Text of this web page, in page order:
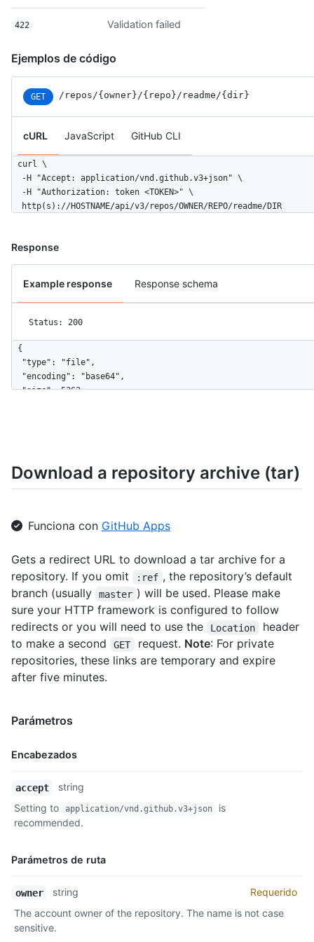
422 Validation failed
Ejemplos de código
GET /repos/{owner}/{repo}/readme/{dir}
cURL JavaScript GitHub CLI
curl \
  -H "Accept: application/vnd.github.v3+json" \
  -H "Authorization: token <TOKEN>" \
  http(s)://HOSTNAME/api/v3/repos/OWNER/REPO/readme/DIR
Response
Example response Response schema
Status: 200
{
  "type": "file",
  "encoding": "base64",
  "size": 5362,
"git_url": "https://api.github.com/repos/octokit/
"html_url": "https://github.com/octokit/octokit.rb/blob/
"git": "https://api.github.com/repos/octokit/octokit.rb/
"html": "https://github.com/octokit/octokit.rb/blob/
  }
}
Download a repository archive (tar)
Funciona con GitHub Apps
Gets a redirect URL to download a tar archive for a
repository. If you omit
:ref , the repository’s default
branch (usually
master ) will be used. Please make
sure your HTTP framework is configured to follow
redirects or you will need to use the
Location
header
to make a second
GET request. Note: For private
repositories, these links are temporary and expire
after five minutes.
Parámetros
Encabezados
Nombre,
Descripción
accept
string
Setting to
application/vnd.github.v3+json
is
recommended.
Parámetros de ruta
Nombre,
Descripción
owner string
Requerido
The account owner of the repository. The name is not case
sensitive.